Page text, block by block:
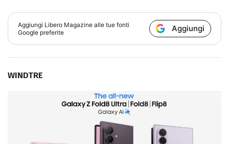
Aggiungi Libero Magazine alle tue fonti
Google preferite
Aggiungi
WINDTRE